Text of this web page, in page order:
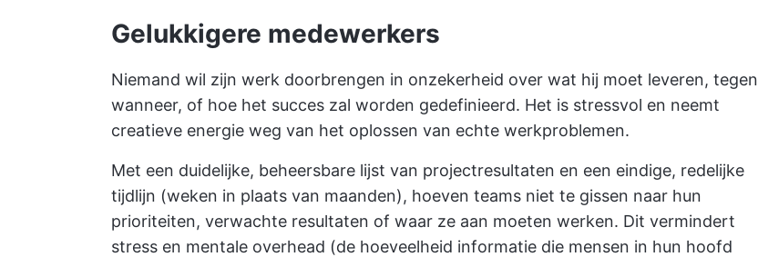
Gelukkigere medewerkers
Niemand wil zijn werk doorbrengen in onzekerheid over wat hij moet leveren, tegen
wanneer, of hoe het succes zal worden gedefinieerd. Het is stressvol en neemt
creatieve energie weg van het oplossen van echte werkproblemen.
Met een duidelijke, beheersbare lijst van projectresultaten en een eindige, redelijke
tijdlijn (weken in plaats van maanden), hoeven teams niet te gissen naar hun
prioriteiten, verwachte resultaten of waar ze aan moeten werken. Dit vermindert
stress en mentale overhead (de hoeveelheid informatie die mensen in hun hoofd